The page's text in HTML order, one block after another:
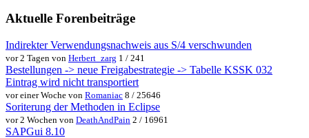
Aktuelle Forenbeiträge
Indirekter Verwendungsnachweis aus S/4 verschwunden
vor 2 Tagen von Herbert_zarg 1 / 241
Bestellungen -> neue Freigabestrategie -> Tabelle KSSK 032
Eintrag wird nicht transportiert
vor einer Woche von Romaniac 8 / 25646
Soriterung der Methoden in Eclipse
vor 2 Wochen von DeathAndPain 2 / 16961
SAPGui 8.10